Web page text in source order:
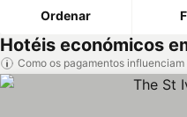
Ordenar
Hotéis económicos
Como os pagamentos